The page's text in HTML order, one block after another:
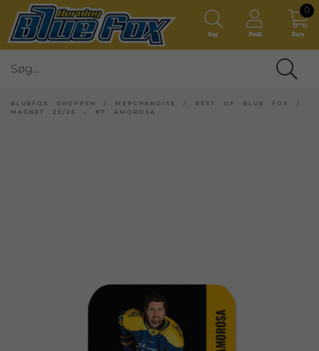
Søg Profil Kurv
0
BLUEFOX SHOPPEN / MERCHANDISE / BEST OF BLUE FOX
/
MAGNET 25/26 - #7 AMOROSA